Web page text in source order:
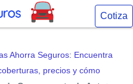
Cotiza
Ahorra Seguros: Encuentra
precios y cómo